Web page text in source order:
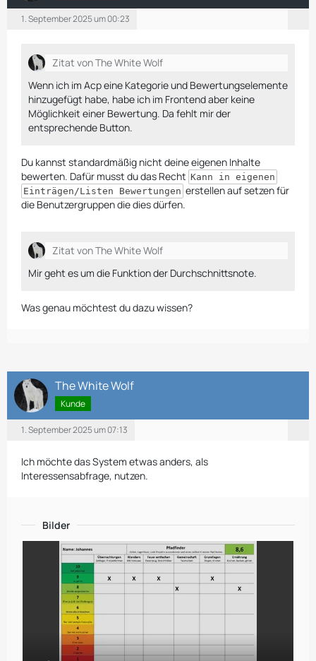
1. September 2025 um 00:23
Zitat von The White Wolf
Wenn ich im Acp eine Kategorie und Bewertungselemente
hinzugefügt habe, habe ich im Frontend aber keine
Möglichkeit einer Bewertung. Da fehlt mir der
entsprechende Button.
Du kannst standardmäßig nicht deine eigenen Inhalte
bewerten. Dafür musst du das Recht Kann in eigenen
Einträgen/Listen Bewertungen erstellen auf setzen für
die Benutzergruppen die dies dürfen.
Zitat von The White Wolf
Mir geht es um die Funktion der Durchschnittsnote.
Was genau möchtest du dazu wissen?
The White Wolf
Kunde
1. September 2025 um 07:13
Ich möchte das System etwas anders, als
Interessensabfrage, nutzen.
Bilder